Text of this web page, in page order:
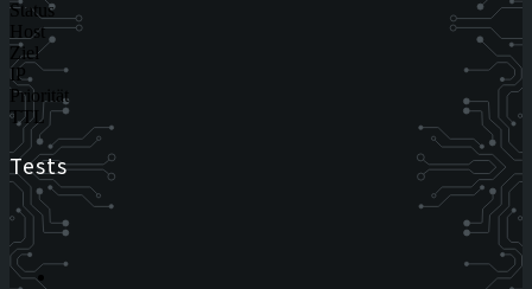
Status
Host
Ziel
IP
Priorität
TTL
Tests